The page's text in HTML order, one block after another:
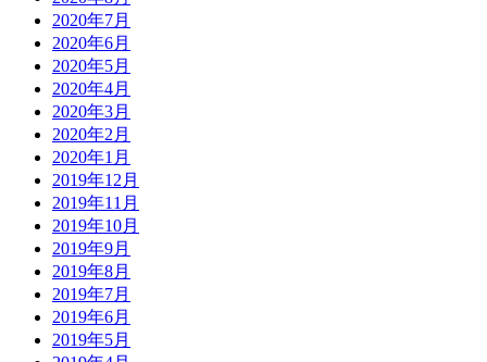
2020年7月
2020年6月
2020年5月
2020年4月
2020年3月
2020年2月
2020年1月
2019年12月
2019年11月
2019年10月
2019年9月
2019年8月
2019年7月
2019年6月
2019年5月